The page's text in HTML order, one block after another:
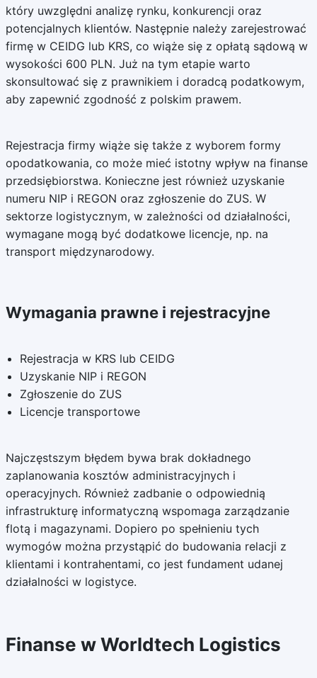
który uwzględni analizę rynku, konkurencji oraz
potencjalnych klientów. Następnie należy zarejestrować
firmę w CEIDG lub KRS, co wiąże się z opłatą sądową w
wysokości 600 PLN. Już na tym etapie warto
skonsultować się z prawnikiem i doradcą podatkowym,
aby zapewnić zgodność z polskim prawem.
Rejestracja firmy wiąże się także z wyborem formy
opodatkowania, co może mieć istotny wpływ na finanse
przedsiębiorstwa. Konieczne jest również uzyskanie
numeru NIP i REGON oraz zgłoszenie do ZUS. W
sektorze logistycznym, w zależności od działalności,
wymagane mogą być dodatkowe licencje, np. na
transport międzynarodowy.
Wymagania prawne i rejestracyjne
Rejestracja w KRS lub CEIDG
Uzyskanie NIP i REGON
Zgłoszenie do ZUS
Licencje transportowe
Najczęstszym błędem bywa brak dokładnego
zaplanowania kosztów administracyjnych i
operacyjnych. Również zadbanie o odpowiednią
infrastrukturę informatyczną wspomaga zarządzanie
flotą i magazynami. Dopiero po spełnieniu tych
wymogów można przystąpić do budowania relacji z
klientami i kontrahentami, co jest fundament udanej
działalności w logistyce.
Finanse w Worldtech Logistics